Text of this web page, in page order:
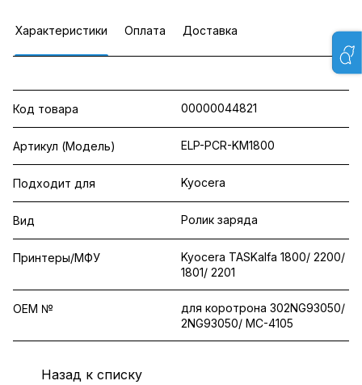
Характеристики Оплата Доставка
Код товара 00000044821
Артикул (Модель) ELP-PCR-KM1800
Подходит для Kyocera
Вид Ролик заряда
Принтеры/МФУ
Kyocera TASKalfa 1800/ 2200/
1801/ 2201
OEM №
для коротрона 302NG93050/
2NG93050/ MC-4105
Назад к списку